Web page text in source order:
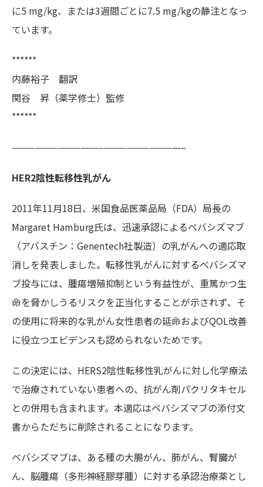
に5 mg/kg、または3週間ごとに7.5 mg/kgの静注となっ
ています。
******
内藤裕子 翻訳
関谷 昇（薬学修士）監修
******
——————————————————————–
HER2陰性転移性乳がん
2011年11月18日、米国食品医薬品局（FDA）局長の
Margaret Hamburg氏は、迅速承認によるベバシズマブ
（アバスチン：Genentech社製造）の乳がんへの適応取
消しを発表しました。転移性乳がんに対するベバシズマ
ブ投与には、腫瘍増殖抑制という有益性が、重篤かつ生
命を脅かしうるリスクを正当化することが示されず、そ
の使用に将来的な乳がん女性患者の延命およびQOL改善
に役立つエビデンスも認められないためです。
この決定には、HERS2陰性転移性乳がんに対し化学療法
で治療されていない患者への、抗がん剤パクリタキセル
との併用も含まれます。本適応はベバシズマブの添付文
書からただちに削除されることになります。
ベバシズマブは、ある種の大腸がん、肺がん、腎臓が
ん、脳腫瘍（多形神経膠芽腫）に対する承認治療薬とし